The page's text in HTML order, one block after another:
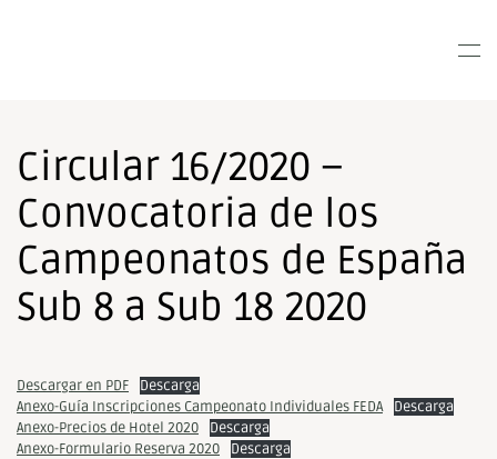
sistema
accesibilidad.
Circular 16/2020 –
Convocatoria de los
Campeonatos de España
Sub 8 a Sub 18 2020
Descargar en PDF
Descarga
Anexo-Guía Inscripciones Campeonato Individuales FEDA
Descarga
Anexo-Precios de Hotel 2020
Descarga
Anexo-Formulario Reserva 2020
Descarga